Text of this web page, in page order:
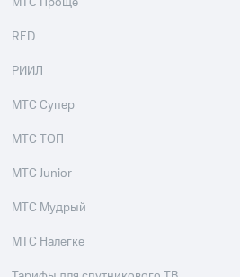
RED
РИИЛ
МТС Супер
МТС ТОП
МТС Junior
МТС Мудрый
МТС Налегке